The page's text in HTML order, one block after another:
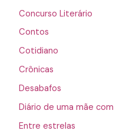
Concurso Literário
Contos
Cotidiano
Crônicas
Desabafos
Diário de uma mãe
Entre estrelas